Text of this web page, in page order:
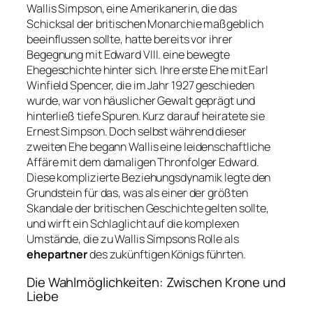
Wallis Simpson, eine Amerikanerin, die das
Schicksal der britischen Monarchie maßgeblich
beeinflussen sollte, hatte bereits vor ihrer
Begegnung mit Edward VIII. eine bewegte
Ehegeschichte hinter sich. Ihre erste Ehe mit Earl
Winfield Spencer, die im Jahr 1927 geschieden
wurde, war von häuslicher Gewalt geprägt und
hinterließ tiefe Spuren. Kurz darauf heiratete sie
Ernest Simpson. Doch selbst während dieser
zweiten Ehe begann Wallis eine leidenschaftliche
Affäre mit dem damaligen Thronfolger Edward.
Diese komplizierte Beziehungsdynamik legte den
Grundstein für das, was als einer der größten
Skandale der britischen Geschichte gelten sollte,
und wirft ein Schlaglicht auf die komplexen
Umstände, die zu Wallis Simpsons Rolle als
ehepartnerdes zukünftigen Königs führten.
Die Wahlmöglichkeiten: Zwischen Krone und
Liebe